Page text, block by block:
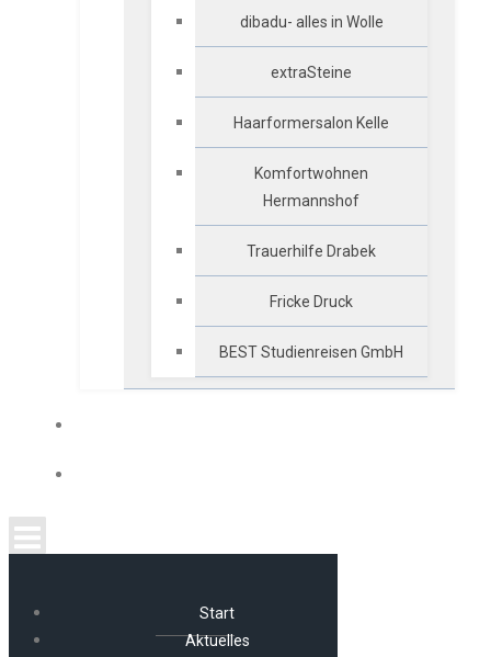
dibadu- alles in Wolle
extraSteine
Haarformersalon Kelle
Komfortwohnen
Hermannshof
Trauerhilfe Drabek
Fricke Druck
BEST Studienreisen GmbH
Start
Aktuelles